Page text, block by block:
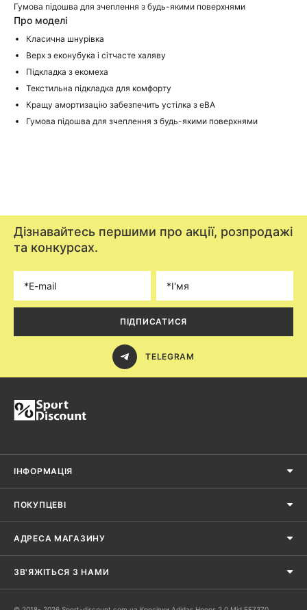
Гумова підошва для зчеплення з будь-якими поверхнями
Про моделі
Класична шнурівка
Верх з еконубука і сітчасте халяву
Підкладка з екомеха
Текстильна підкладка для комфорту
Кращу амортизацію забезпечить устілка з еВА
Гумова підошва для зчеплення з будь-якими поверхнями
Дізнавайтесь першими про акції, розпродажі
та конкурсах.
ПІДПИСАТИСЯ
TELEGRAM
ІНФОРМАЦІЯ
ПОКУПЦЕВІ
АДРЕСА МАГАЗИНУ
ЗВ'ЯЖІТЬСЯ З НАМИ